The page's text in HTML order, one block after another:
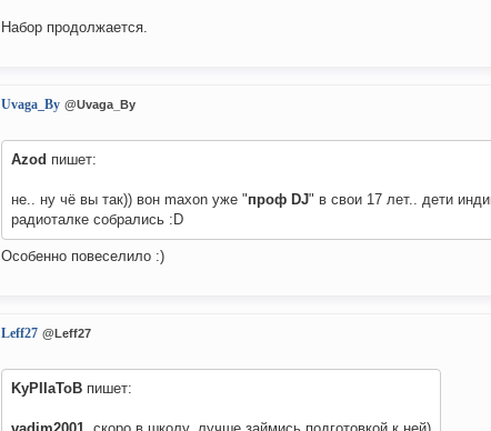
Набор продолжается.
Uvaga_By @Uvaga_By
Azod пишет:
не.. ну чё вы так)) вон maxon уже "проф DJ" в свои 17 лет.. дети
радиоталке собрались :D
Особенно повеселило :)
Leff27 @Leff27
KyPIIaToB пишет: